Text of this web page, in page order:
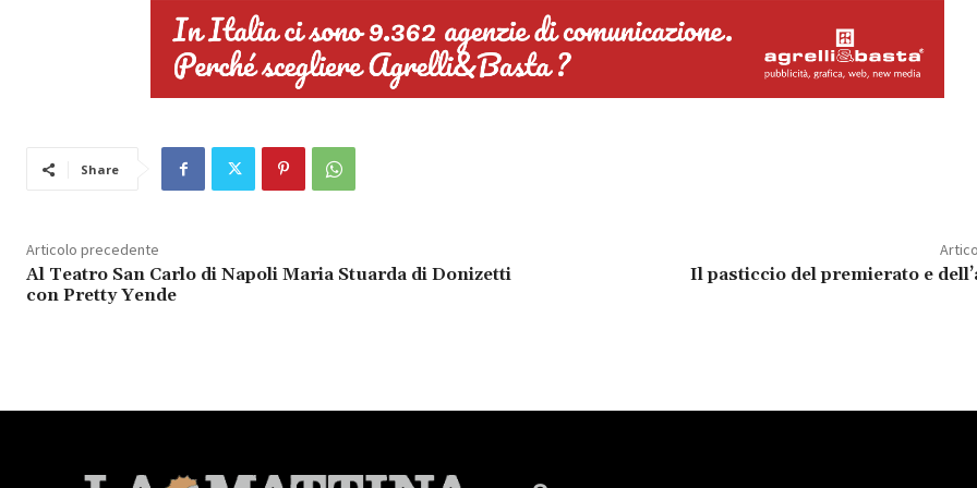
Share
Articolo precedente
Al Teatro San Carlo di Napoli Maria Stuarda di Donizetti
con Pretty Yende
Il pasticcio del premierato e